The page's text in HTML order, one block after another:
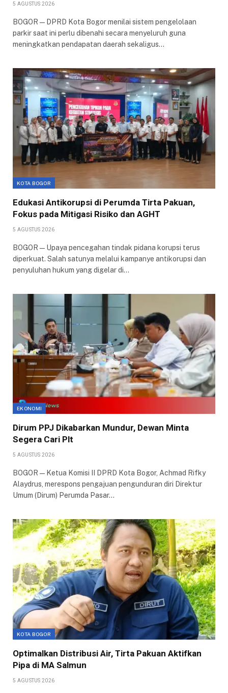
5 AGUSTUS 2026
BOGOR — DPRD Kota Bogor menilai sistem pengelolaan
parkir saat ini perlu dibenahi secara menyeluruh guna
meningkatkan pendapatan daerah sekaligus…
KOTA BOGOR
Edukasi Antikorupsi di Perumda Tirta Pakuan,
Fokus pada Mitigasi Risiko dan AGHT
5 AGUSTUS 2026
BOGOR — Upaya pencegahan tindak pidana korupsi terus
diperkuat. Salah satunya melalui kampanye antikorupsi dan
penyuluhan hukum yang digelar di…
EKONOMI
Dirum PPJ Dikabarkan Mundur, Dewan Minta
Segera Cari Plt
5 AGUSTUS 2026
BOGOR — Ketua Komisi II DPRD Kota Bogor, Achmad Rifky
Alaydrus, merespons pengajuan pengunduran diri Direktur
Umum (Dirum) Perumda Pasar…
KOTA BOGOR
Optimalkan Distribusi Air, Tirta Pakuan Aktifkan
Pipa di MA Salmun
5 AGUSTUS 2026